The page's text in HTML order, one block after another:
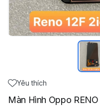
Yêu thích
Màn Hình Oppo